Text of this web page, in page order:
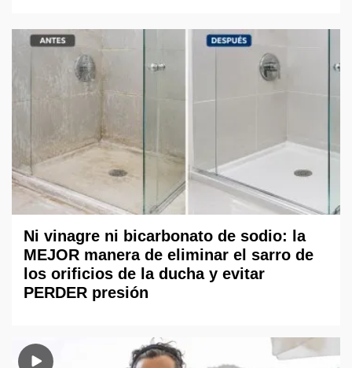
Ni vinagre ni bicarbonato de sodio: la
MEJOR manera de eliminar el sarro de
los orificios de la ducha y evitar
PERDER presión